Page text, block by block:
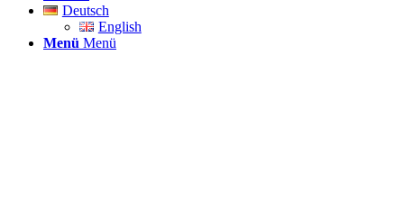
Deutsch
English
Menü Menü